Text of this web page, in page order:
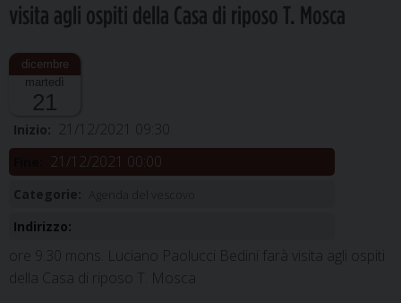
visita agli ospiti della Casa di riposo T. Mosca
martedì
21
Inizio: 21/12/2021 09:30
21/12/2021 00:00
Categorie:
Indirizzo:
ore 9.30 mons. Luciano Paolucci Bedini farà visita agli ospiti
della Casa di riposo T. Mosca